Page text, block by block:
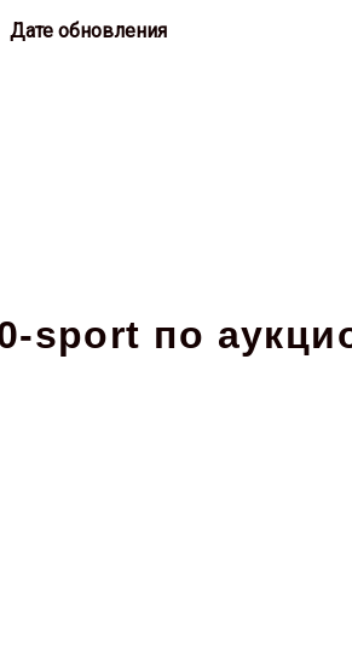
Дате обновления
sport по